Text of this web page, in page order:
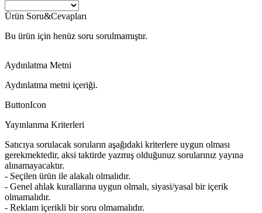
Ürün Soru&Cevapları
Bu ürün için henüz soru sorulmamıştır.
Aydınlatma Metni
Aydınlatma metni içeriği.
ButtonIcon
Yayınlanma Kriterleri
Satıcıya sorulacak soruların aşağıdaki kriterlere uygun olması
gerekmektedir, aksi taktirde yazmış olduğunuz sorularınız yayına
alınamayacaktır.
- Seçilen ürün ile alakalı olmalıdır.
- Genel ahlak kurallarına uygun olmalı, siyasi/yasal bir içerik
olmamalıdır.
- Reklam içerikli bir soru olmamalıdır.